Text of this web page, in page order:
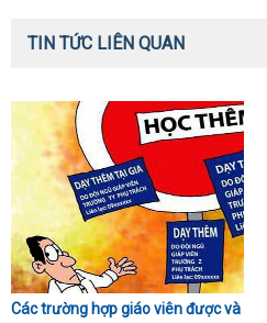
TIN TỨC LIÊN QUAN
Các trường hợp giáo viên được và